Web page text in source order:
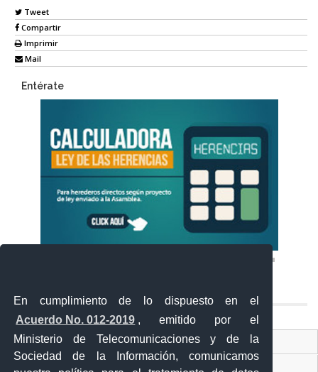
En cumplimiento de lo dispuesto en el
Acuerdo No. 012-2019 , emitido por el
Ministerio de Telecomunicaciones y de la
Sociedad de la Información, comunicamos
Tweet
Compartir
Imprimir
Mail
Entérate
Ventanilla Única Virtual
Ventanilla Única de Comercio Exterior